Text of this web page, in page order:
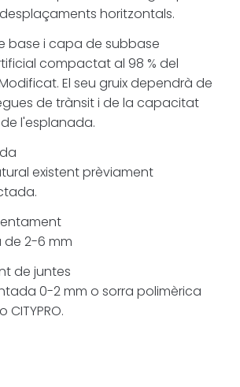
resistència al
càrregues i a
les
condicions
climàtiques
manteniment
paviment; és
la base sobre
horitzontals.
base i capa de subbase
compactat al 98 % del
El seu gruix dependrà de
de trànsit i de la capacitat
l'esplanada.
existent prèviament
de 2-6 mm
de juntes
0-2 mm o sorra polimèrica
CITYPRO.